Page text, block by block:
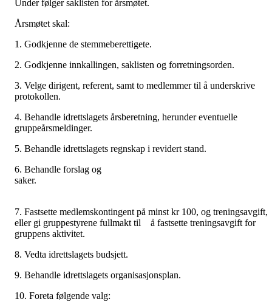
Under følger saklisten for årsmøtet.
Årsmøtet skal:
1. Godkjenne de stemmeberettigete.
2. Godkjenne innkallingen, saklisten og forretningsorden.
3. Velge dirigent, referent, samt to medlemmer til å underskrive
protokollen.
4. Behandle idrettslagets årsberetning, herunder eventuelle
gruppeårsmeldinger.
5. Behandle idrettslagets regnskap i revidert stand.
6. Behandle forslag og
7. Fastsette medlemskontingent på minst kr 100, og treningsavgift,
eller gi gruppestyrene fullmakt til å fastsette treningsavgift for
gruppens aktivitet.
8. Vedta idrettslagets budsjett.
9. Behandle idrettslagets organisasjonsplan.
10. Foreta følgende valg: